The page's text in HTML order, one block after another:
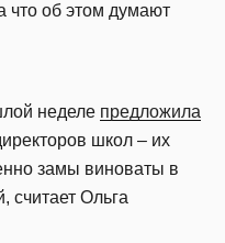
что об этом думают
неделе предложила
школ – их
замы виноваты в
считает Ольга